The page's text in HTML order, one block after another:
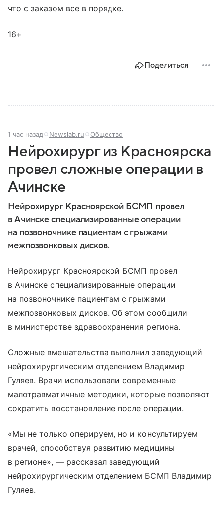
что с заказом все в порядке.
16+
Поделиться
1 час назад Newslab.ru Общество
Нейрохирург из Красноярска
провел сложные операции в
Ачинске
Нейрохирург Красноярской БСМП провел
в Ачинске специализированные операции
на позвоночнике пациентам с грыжами
межпозвонковых дисков.
Нейрохирург Красноярской БСМП провел
в Ачинске специализированные операции
на позвоночнике пациентам с грыжами
межпозвонковых дисков. Об этом сообщили
в министерстве здравоохранения региона.
Сложные вмешательства выполнил заведующий
нейрохирургическим отделением Владимир
Гуляев. Врачи использовали современные
малотравматичные методики, которые позволяют
сократить восстановление после операции.
«Мы не только оперируем, но и консультируем
врачей, способствуя развитию медицины
в регионе», — рассказал заведующий
нейрохирургическим отделением БСМП Владимир
Гуляев.